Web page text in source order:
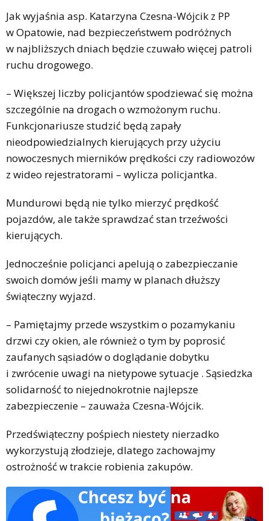
Jak wyjaśnia asp. Katarzyna Czesna-Wójcik z PP
w Opatowie, nad bezpieczeństwem podróżnych
w najbliższych dniach będzie czuwało więcej patroli
ruchu drogowego.
– Większej liczby policjantów spodziewać się można
szczególnie na drogach o wzmożonym ruchu.
Funkcjonariusze studzić będą zapały
nieodpowiedzialnych kierujących przy użyciu
nowoczesnych mierników prędkości czy radiowozów
z wideo rejestratorami – wylicza policjantka.
Mundurowi będą nie tylko mierzyć prędkość
pojazdów, ale także sprawdzać stan trzeźwości
kierujących.
Jednocześnie policjanci apelują o zabezpieczanie
swoich domów jeśli mamy w planach dłuższy
świąteczny wyjazd.
– Pamiętajmy przede wszystkim o pozamykaniu
drzwi czy okien, ale również o tym by poprosić
zaufanych sąsiadów o doglądanie dobytku
i zwrócenie uwagi na nietypowe sytuacje . Sąsiedzka
solidarność to niejednokrotnie najlepsze
zabezpieczenie – zauważa Czesna-Wójcik.
Przedświąteczny pośpiech niestety nierzadko
wykorzystują złodzieje, dlatego zachowajmy
ostrożność w trakcie robienia zakupów.